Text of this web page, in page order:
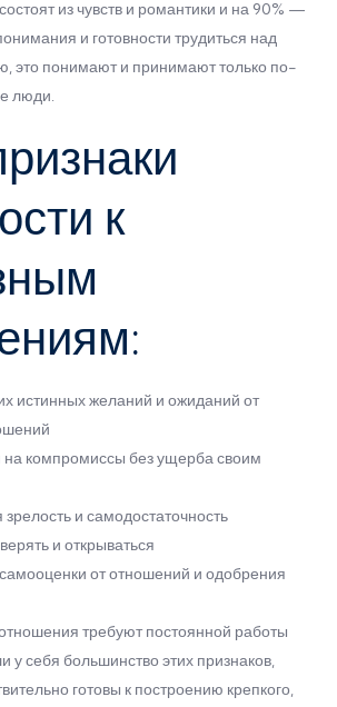
из чувств и романтики и на 90% —
и готовности трудиться над
это понимают и принимают только по-
люди.
к
истинных желаний и ожиданий от
на компромиссы без ущерба своим
и самодостаточность
и открываться
от отношений и одобрения
требуют постоянной работы
у себя большинство этих признаков,
готовы к построению крепкого,